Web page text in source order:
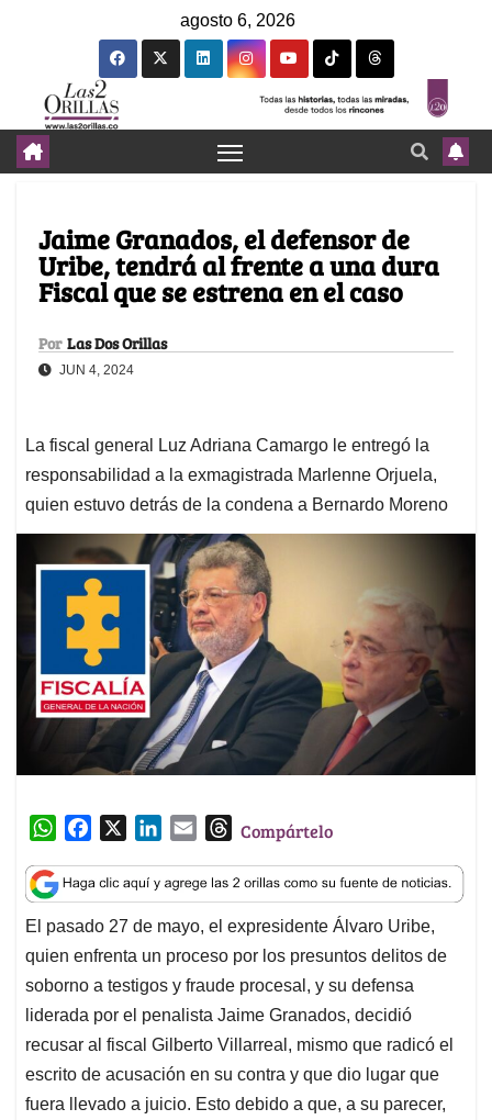
agosto 6, 2026
Jaime Granados, el defensor de
Uribe, tendrá al frente a una dura
Fiscal que se estrena en el caso
Por Las Dos Orillas
JUN 4, 2024
La fiscal general Luz Adriana Camargo le entregó la
responsabilidad a la exmagistrada Marlenne Orjuela,
quien estuvo detrás de la condena a Bernardo Moreno
W
a
t
s
A
p
p
c
e
b
o
o
k
n
k
e
d
I
n
a
i
l
T
r
e
a
d
s
Compártelo
El pasado 27 de mayo, el expresidente Álvaro Uribe,
quien enfrenta un proceso por los presuntos delitos de
soborno a testigos y fraude procesal, y su defensa
liderada por el penalista Jaime Granados, decidió
recusar al fiscal Gilberto Villarreal, mismo que radicó el
escrito de acusación en su contra y que dio lugar que
fuera llevado a juicio. Esto debido a que, a su parecer,